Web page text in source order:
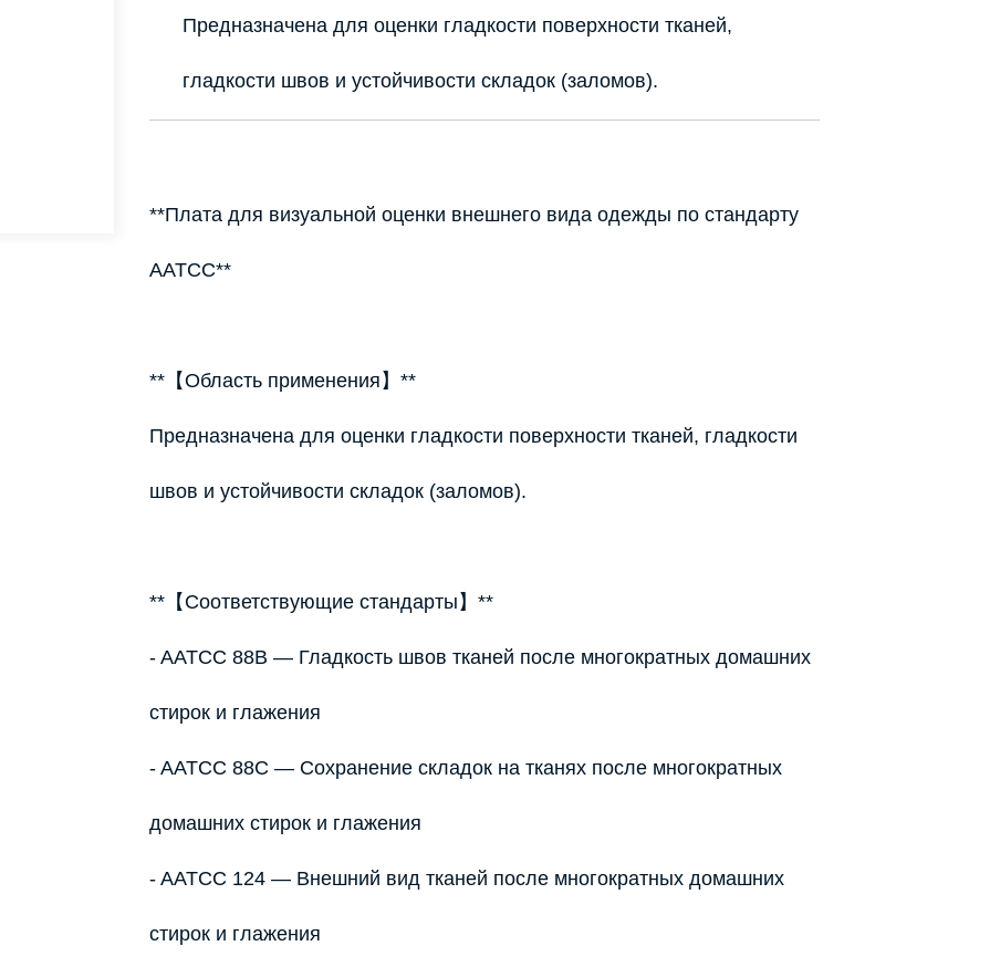
Предназначена для оценки гладкости поверхности тканей,
гладкости швов и устойчивости складок (заломов).
**Плата для визуальной оценки внешнего вида одежды по стандарту
AATCC**
**【Область применения】**
Предназначена для оценки гладкости поверхности тканей, гладкости
швов и устойчивости складок (заломов).
**【Соответствующие стандарты】**
- AATCC 88B — Гладкость швов тканей после многократных домашних
стирок и глажения
- AATCC 88C — Сохранение складок на тканях после многократных
домашних стирок и глажения
- AATCC 124 — Внешний вид тканей после многократных домашних
стирок и глажения